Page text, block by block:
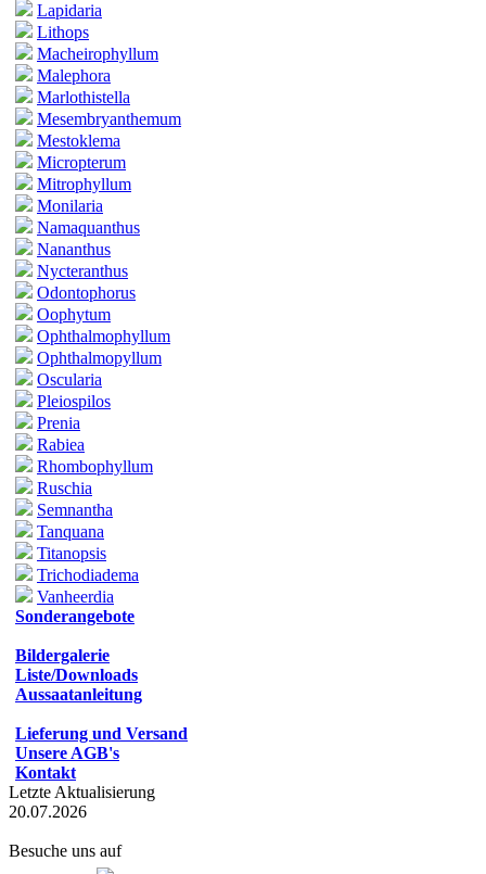
Lapidaria
Lithops
Macheirophyllum
Malephora
Marlothistella
Mesembryanthemum
Mestoklema
Micropterum
Mitrophyllum
Monilaria
Namaquanthus
Nananthus
Nycteranthus
Odontophorus
Oophytum
Ophthalmophyllum
Ophthalmopyllum
Oscularia
Pleiospilos
Prenia
Rabiea
Rhombophyllum
Ruschia
Semnantha
Tanquana
Titanopsis
Trichodiadema
Vanheerdia
Sonderangebote
Bildergalerie
Liste/Downloads
Aussaatanleitung
Lieferung und Versand
Unsere AGB's
Kontakt
Letzte Aktualisierung
20.07.2026
Besuche uns auf